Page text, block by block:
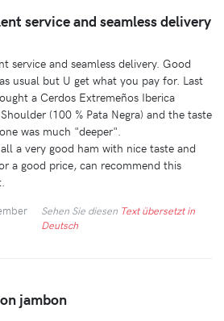
service and seamless delivery
service and seamless delivery. Good
usual but U get what you pay for. Last
a Cerdos Extremeños Iberica
(100 % Pata Negra) and the taste
was much "deeper".
a very good ham with nice taste and
a good price, can recommend this
Sehen Sie diesen Text übersetzt in
Deutsch
jambon